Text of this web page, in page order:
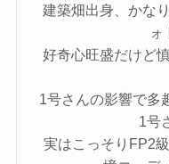
建築畑出身、かな
ォ
好奇心旺盛だけど
1号さんの影響で多
1号
実はこっそりFP2